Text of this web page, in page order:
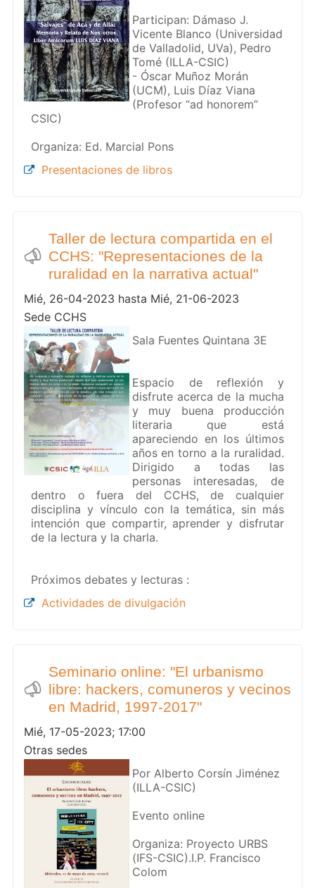
Participan: Dámaso J.
Vicente Blanco (Universidad
de Valladolid, UVa), Pedro
Tomé (ILLA-CSIC)
- Óscar Muñoz Morán
(UCM), Luis Díaz Viana
(Profesor “ad honorem”
CSIC)
Organiza: Ed. Marcial Pons
Presentaciones de libros
Taller de lectura compartida en el
CCHS: "Representaciones de la
ruralidad en la narrativa actual"
Mié, 26-04-2023 hasta Mié, 21-06-2023
Sede CCHS
Sala Fuentes Quintana 3E
Espacio de reflexión y
disfrute acerca de la mucha
y muy buena producción
literaria que está
apareciendo en los últimos
años en torno a la ruralidad.
Dirigido a todas las
personas interesadas, de
dentro o fuera del CCHS, de cualquier
disciplina y vínculo con la temática, sin más
intención que compartir, aprender y disfrutar
de la lectura y la charla.
Próximos debates y lecturas :
Actividades de divulgación
Seminario online: "El urbanismo
libre: hackers, comuneros y vecinos
en Madrid, 1997-2017"
Mié, 17-05-2023; 17:00
Otras sedes
Por Alberto Corsín Jiménez
(ILLA-CSIC)
Evento online
Organiza: Proyecto URBS
(IFS-CSIC).I.P. Francisco
Colom